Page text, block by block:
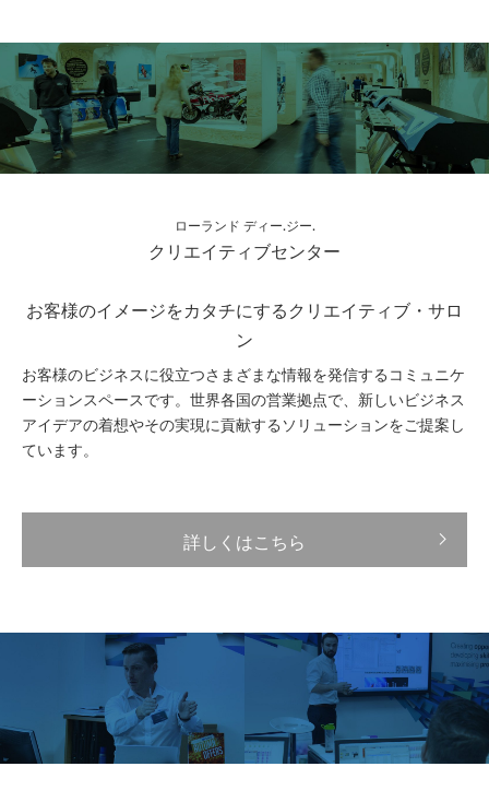
ローランド ディー.ジー.
クリエイティブセンター
お客様のイメージをカタチにするクリエイティブ・サロ
ン
お客様のビジネスに役立つさまざまな情報を発信するコミュニケ
ーションスペースです。世界各国の営業拠点で、新しいビジネス
アイデアの着想やその実現に貢献するソリューションをご提案し
ています。
詳しくはこちら